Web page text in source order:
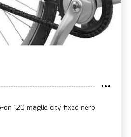
on 120 maglie city fixed nero